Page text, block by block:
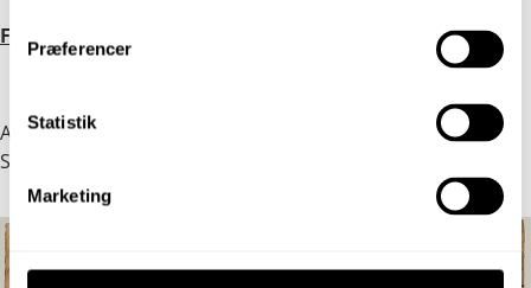
Præferencer
Statistik
Marketing
Find podcasten her
Anna Ancher:
, u.å. Den Hirschsprungske
Samling